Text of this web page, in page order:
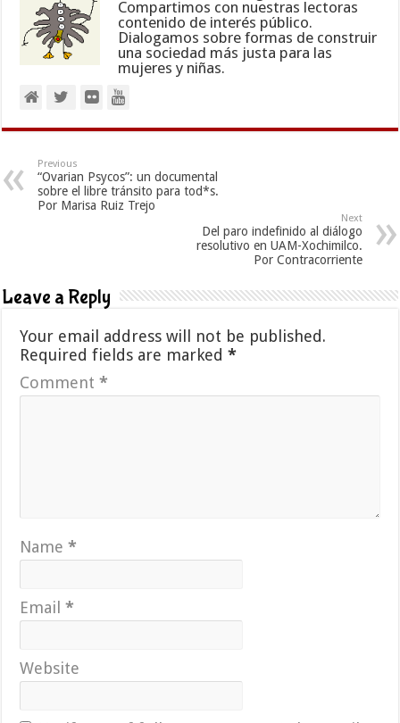
Compartimos con nuestras lectoras
contenido de interés público.
Dialogamos sobre formas de construir
una sociedad más justa para las
mujeres y niñas.
Previous
“Ovarian Psycos”: un documental
sobre el libre tránsito para tod*s.
Por Marisa Ruiz Trejo
Next
Del paro indefinido al diálogo
resolutivo en UAM-Xochimilco.
Por Contracorriente
Leave a Reply
Your email address will not be published.
Required fields are marked*
Comment*
Name*
Email*
Website